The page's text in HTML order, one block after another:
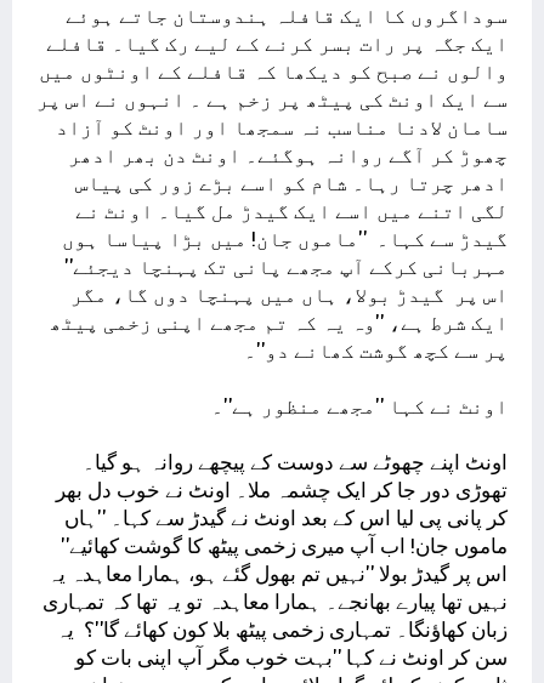
سوداگروں کا ایک قافلہ ہندوستان جاتے ہوئے
ایک جگہ پر رات بسر کرنے کے لیے رک گیا۔ قافلے
والوں نے صبح کو دیکھا کہ قافلے کے اونٹوں میں
سے ایک اونٹ کی پیٹھ پر زخم ہے ۔ انہوں نے اس پر
سامان لادنا مناسب نہ سمجھا اور اونٹ کو آزاد
چھوڑ کر آگے روانہ ہوگئے۔ اونٹ دن بھر ادھر
ادھر چرتا رہا۔ شام کو اسے بڑے زور کی پیاس
لگی اتنے میں اسے ایک گیدڑ مل گیا۔ اونٹ نے
گیدڑ سے کہا۔ ''ماموں جان! میں بڑا پیاسا ہوں
مہربانی کرکے آپ مجھے پانی تک پہنچا دیجئے''
اس پر گیدڑ بولا، ہاں میں پہنچا دوں گا، مگر
ایک شرط ہے، ''وہ یہ کہ تم مجھے اپنی زخمی پیٹھ
پر سے کچھ گوشت کھانے دو''۔
اونٹ نے کہا ''مجھے منظور ہے''۔
اونٹ اپنے چھوٹے سے دوست کے پیچھے روانہ ہو گیا۔
تھوڑی دور جا کر ایک چشمہ ملا۔ اونٹ نے خوب دل بھر
کر پانی پی لیا اس کے بعد اونٹ نے گیدڑ سے کہا۔ ''ہاں
ماموں جان! اب آپ میری زخمی پیٹھ کا گوشت کھائیے''
اس پر گیدڑ بولا ''نہیں تم بھول گئے ہو، ہمارا معاہدہ یہ
نہیں تھا پیارے بھانجے۔ ہمارا معاہدہ تو یہ تھا کہ تمہاری
زبان کھاؤنگا۔ تمہاری زخمی پیٹھ بلا کون کھائے گا''؟ یہ
سن کر اونٹ نے کہا ''بہت خوب مگر آپ اپنی بات کو